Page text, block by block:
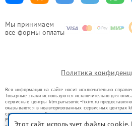
Мы принимаем
все формы оплаты
Политика
Вся информация на сайте носит исключительно
Товарные знаки используются исключительно для
сервисные центры ktm.panasonic-fixim.ru
оказываются в неавторизованных сервисных центрах
связаны с правообладателями товарных знаков или
Ремонт осуществляется для устройств, уже введенных
Этот сайт использует файлы